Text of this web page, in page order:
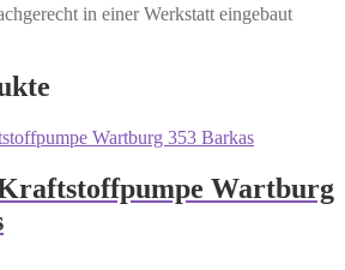
in einer Werkstatt eingebaut
Wartburg